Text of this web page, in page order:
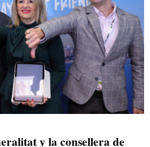
y la consellera de